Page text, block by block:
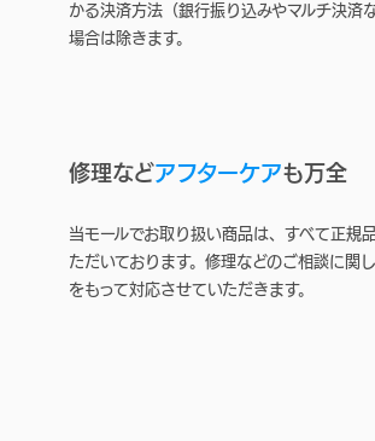
かる決済方法（銀行振り込みやマルチ決済
場合は除きます。
修理などアフターケアも万全
当モールでお取り扱い商品は、すべて正規
ただいております。修理などのご相談に関
をもって対応させていただきます。